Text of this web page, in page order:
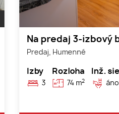
Na predaj 3-izbový
Predaj, Humenné
Izby
3
Rozloha
74 m2
Inž.
áno